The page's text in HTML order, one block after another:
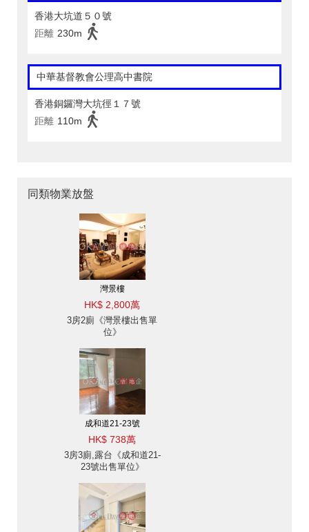
香港大坑道５０號
距離 230m
中華基督教會公理高中書院
香港銅鑼灣大坑徑１７號
距離 110m
同類物業放盤
灣景樓
HK$ 2,800萬
3房2廁《灣景樓出售單
位》
成和道21-23號
HK$ 738萬
3房3廁,露台《成和道21-
23號出售單位》